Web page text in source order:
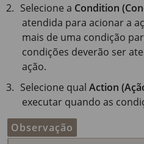
Selecione a Condition
atendida para acionar a
mais de uma condição
condições deverão ser
ação.
Selecione qualAction
executar quando as
Observação